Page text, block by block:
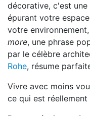
décorative, c'est
épurant votre
votre
more, une phrase
par le célèbre
Rohe, résume
Vivre avec moins
ce qui est réellement